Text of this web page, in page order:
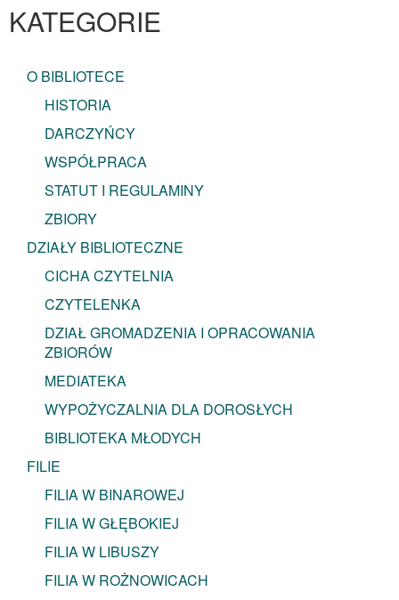
KATEGORIE
O BIBLIOTECE
HISTORIA
DARCZYŃCY
WSPÓŁPRACA
STATUT I REGULAMINY
ZBIORY
DZIAŁY BIBLIOTECZNE
CICHA CZYTELNIA
CZYTELENKA
DZIAŁ GROMADZENIA I OPRACOWANIA
ZBIORÓW
MEDIATEKA
WYPOŻYCZALNIA DLA DOROSŁYCH
BIBLIOTEKA MŁODYCH
FILIE
FILIA W BINAROWEJ
FILIA W GŁĘBOKIEJ
FILIA W LIBUSZY
FILIA W ROŻNOWICACH